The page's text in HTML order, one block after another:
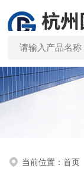
当前位置：首页